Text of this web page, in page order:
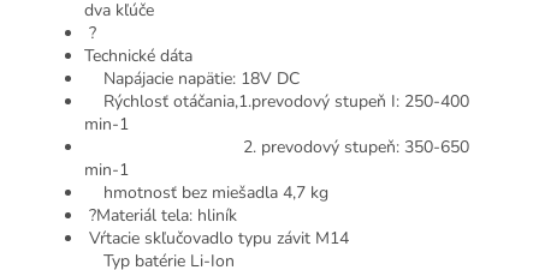
dva kľúče
?
Technické dáta
Napájacie napätie: 18V DC
Rýchlosť otáčania,1.prevodový stupeň I: 250-400
min-1
2. prevodový stupeň: 350-650
min-1
hmotnosť bez miešadla 4,7 kg
?Materiál tela: hliník
Vŕtacie skľučovadlo typu závit M14
Typ batérie Li-Ion